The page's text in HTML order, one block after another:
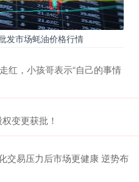
发市场蚝油价格行情
红，小孩哥表示“自己的事情
变更获批！
交易压力后市场更健康 逆势布